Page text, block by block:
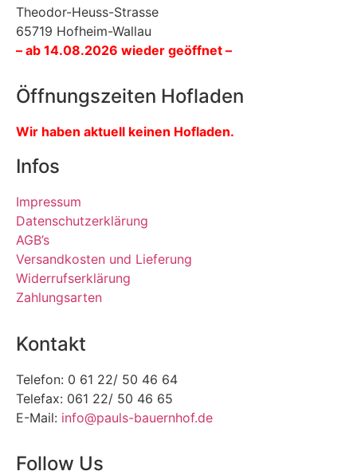
Theodor-Heuss-Strasse
65719 Hofheim-Wallau
– ab 14.08.2026 wieder geöffnet –
Öffnungszeiten Hofladen
Wir haben aktuell keinen Hofladen.
Infos
Impressum
Datenschutzerklärung
AGB’s
Versandkosten und Lieferung
Widerrufserklärung
Zahlungsarten
Kontakt
Telefon: 0 61 22/ 50 46 64
Telefax: 061 22/ 50 46 65
E-Mail: info@pauls-bauernhof.de
Follow Us